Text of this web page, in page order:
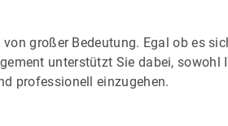
großer Bedeutung. Egal ob es
unterstützt Sie dabei, sowohl
professionell einzugehen.